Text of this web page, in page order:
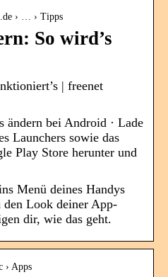
› … › Tipps
So wird’s
| freenet
bei Android · Lade
Launchers sowie das
Play Store herunter und
Menü deines Handys
Look deiner App-
dir, wie das geht.
› Apps